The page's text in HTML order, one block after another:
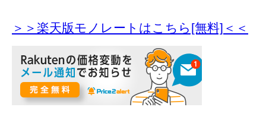
＞＞楽天版モノレートはこちら[無料]＜＜